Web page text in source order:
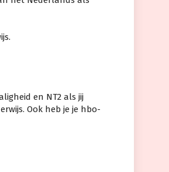
en NT2 als jij
Ook heb je je hbo-